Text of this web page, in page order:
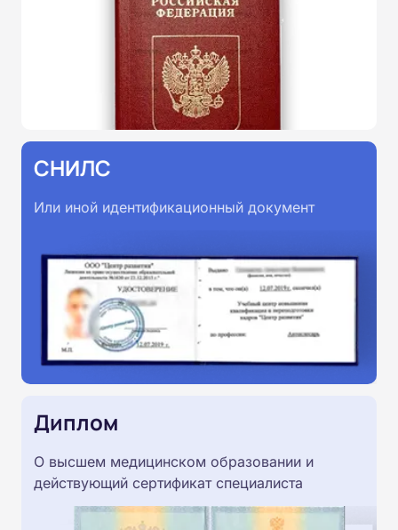
СНИЛС
Или иной идентификационный документ
Диплом
О высшем медицинском образовании и
действующий сертификат специалиста